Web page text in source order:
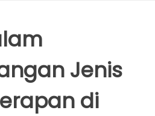
Jenis
di